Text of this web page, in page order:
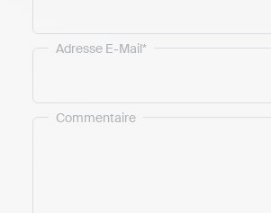
Commentaire
Adresse E-Mail*